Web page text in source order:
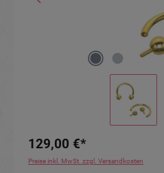
129,00 €*
Preise inkl. MwSt. zzgl. Versandkosten